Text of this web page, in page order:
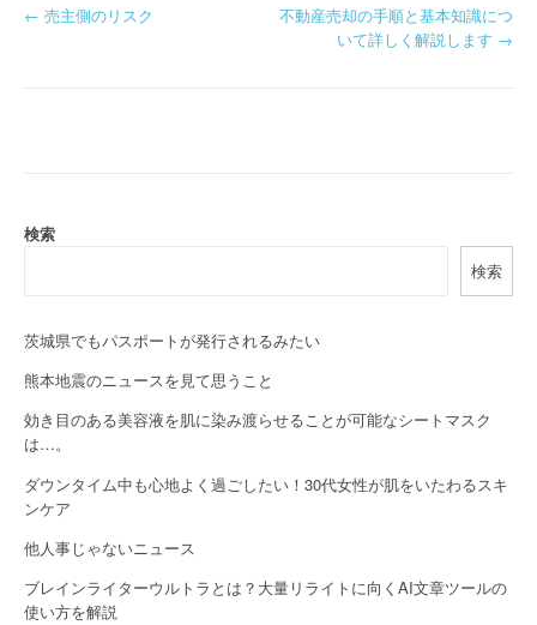
P
a
i
g
a
t
i
o
n
← 売主側のリスク
不動産売却の手順と基本知識につ
いて詳しく解説します →
検索
検索
茨城県でもパスポートが発行されるみたい
熊本地震のニュースを見て思うこと
効き目のある美容液を肌に染み渡らせることが可能なシートマスク
は…。
ダウンタイム中も心地よく過ごしたい！30代女性が肌をいたわるスキ
ンケア
他人事じゃないニュース
ブレインライターウルトラとは？大量リライトに向くAI文章ツールの
使い方を解説